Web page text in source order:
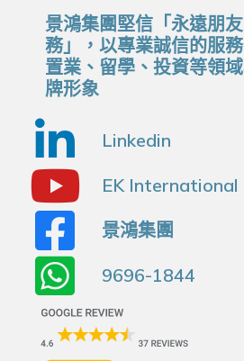
景鴻集團堅信「永遠朋
務」，以專業誠信的服
置業、留學、投資等領
牌形象
Linkedin
EK International
景鴻集團
9696-1844